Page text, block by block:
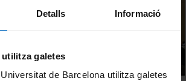
Detalls Informació
galetes
de Barcelona utilitza galetes